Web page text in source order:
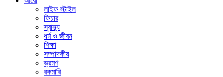
লাইফ স্টাইল
ফিচার
স্বাস্থ্য
ধর্ম ও জীবন
শিক্ষা
সম্পাদকীয়
ভ্রমণ
রকমারি